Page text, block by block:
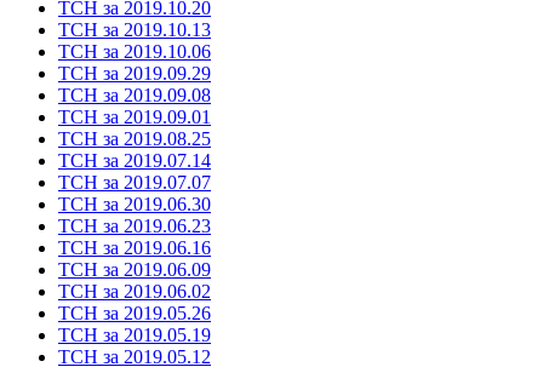
ТСН за 2019.10.20
ТСН за 2019.10.13
ТСН за 2019.10.06
ТСН за 2019.09.29
ТСН за 2019.09.08
ТСН за 2019.09.01
ТСН за 2019.08.25
ТСН за 2019.07.14
ТСН за 2019.07.07
ТСН за 2019.06.30
ТСН за 2019.06.23
ТСН за 2019.06.16
ТСН за 2019.06.09
ТСН за 2019.06.02
ТСН за 2019.05.26
ТСН за 2019.05.19
ТСН за 2019.05.12